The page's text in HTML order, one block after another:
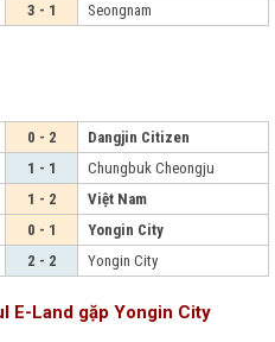
3 - 1 Seongnam
0 - 2
Dangjin Citizen
1 - 1
Chungbuk Cheongju
1 - 2
Việt Nam
0 - 1
Yongin City
2 - 2 Yongin City
E-Land gặp Yongin City